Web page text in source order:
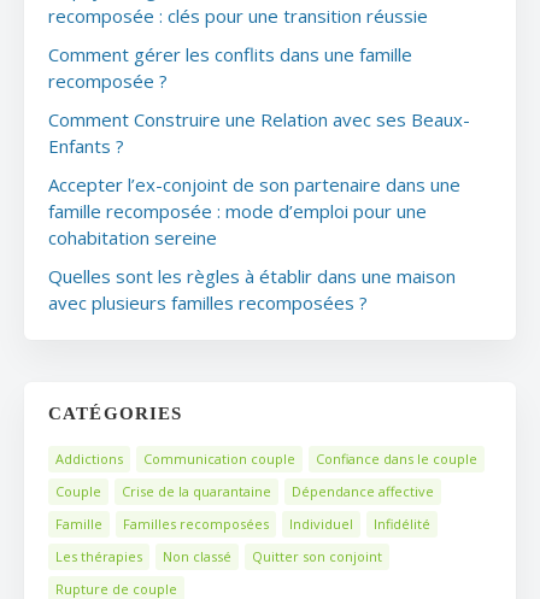
recomposée : clés pour une transition réussie
Comment gérer les conflits dans une famille
recomposée ?
Comment Construire une Relation avec ses Beaux-
Enfants ?
Accepter l’ex-conjoint de son partenaire dans une
famille recomposée : mode d’emploi pour une
cohabitation sereine
Quelles sont les règles à établir dans une maison
avec plusieurs familles recomposées ?
CATÉGORIES
Addictions Communication couple
Confiance dans le couple
Couple
Crise de la quarantaine
Dépendance affective
Famille
Familles recomposées Individuel
Infidélité
Les thérapies
Non classé
Quitter son conjoint
Rupture de couple